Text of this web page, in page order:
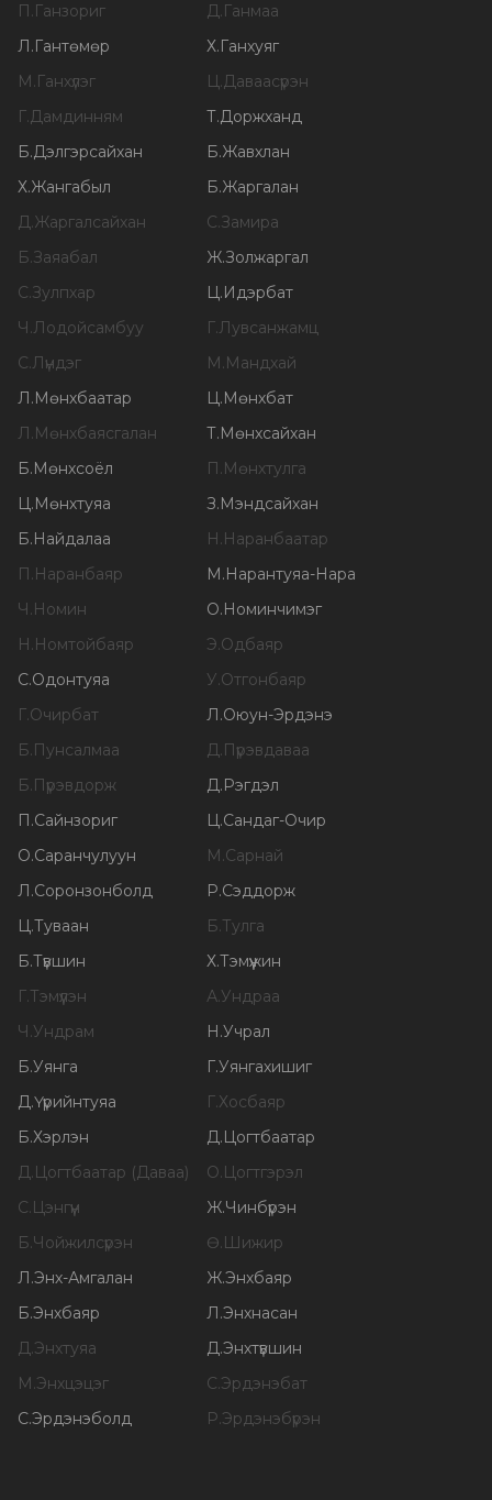
П.Ганзориг Д.Ганмаа
Л.Гантөмөр Х.Ганхуяг
М.Ганхүлэг Ц.Даваасүрэн
Г.Дамдинням Т.Доржханд
Б.Дэлгэрсайхан Б.Жавхлан
Х.Жангабыл Б.Жаргалан
Д.Жаргалсайхан С.Замира
Б.Заяабал Ж.Золжаргал
С.Зулпхар Ц.Идэрбат
Ч.Лодойсамбуу Г.Лувсанжамц
С.Лүндэг М.Мандхай
Л.Мөнхбаатар Ц.Мөнхбат
Л.Мөнхбаясгалан Т.Мөнхсайхан
Б.Мөнхсоёл П.Мөнхтулга
Ц.Мөнхтуяа З.Мэндсайхан
Б.Найдалаа Н.Наранбаатар
П.Наранбаяр М.Нарантуяа-Нара
Ч.Номин О.Номинчимэг
Н.Номтойбаяр Э.Одбаяр
С.Одонтуяа У.Отгонбаяр
Г.Очирбат Л.Оюун-Эрдэнэ
Б.Пунсалмаа Д.Пүрэвдаваа
Б.Пүрэвдорж Д.Рэгдэл
П.Сайнзориг Ц.Сандаг-Очир
О.Саранчулуун М.Сарнай
Л.Соронзонболд Р.Сэддорж
Ц.Туваан Б.Тулга
Б.Түвшин Х.Тэмүүжин
Г.Тэмүүлэн А.Ундраа
Ч.Ундрам Н.Учрал
Б.Уянга Г.Уянгахишиг
Д.Үүрийнтуяа Г.Хосбаяр
Б.Хэрлэн Д.Цогтбаатар
Д.Цогтбаатар (Даваа) О.Цогтгэрэл
С.Цэнгүүн Ж.Чинбүрэн
Б.Чойжилсүрэн Ө.Шижир
Л.Энх-Амгалан Ж.Энхбаяр
Б.Энхбаяр Л.Энхнасан
Д.Энхтуяа Д.Энхтүвшин
М.Энхцэцэг С.Эрдэнэбат
С.Эрдэнэболд Р.Эрдэнэбүрэн